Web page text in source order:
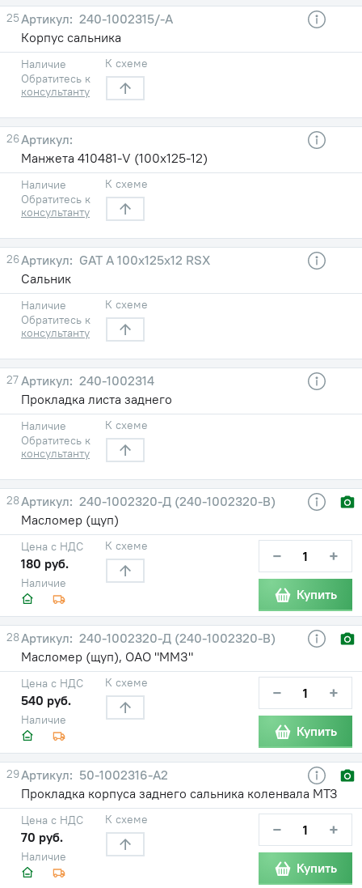
25
240-1002315/-А
Корпус сальника
Наличие
Обратитесь к
консультанту
К схеме
26
Манжета 410481-V (100x125-12)
Наличие
Обратитесь к
консультанту
К схеме
26
GAT A 100x125x12 RSX
Сальник
Наличие
Обратитесь к
консультанту
К схеме
27
240-1002314
Прокладка листа заднего
Наличие
Обратитесь к
консультанту
К схеме
28
240-1002320-Д (240-1002320-В)
Масломер (щуп)
Наличие
Цена с НДС
180 руб.
К схеме − +
Купить
28
240-1002320-Д (240-1002320-В)
Масломер (щуп), ОАО "ММЗ"
Наличие
Цена с НДС
540 руб.
К схеме − +
Купить
29
50-1002316-А2
Прокладка корпуса заднего сальника коленвала МТЗ
Наличие
Цена с НДС
70 руб.
К схеме − +
Купить